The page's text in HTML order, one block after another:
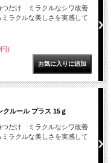
つだけ ミラクルなシワ改善
ラクルな美しさを実感して
)
ルール プラス 15ｇ
つだけ ミラクルなシワ改善
ラクルな美しさを実感して